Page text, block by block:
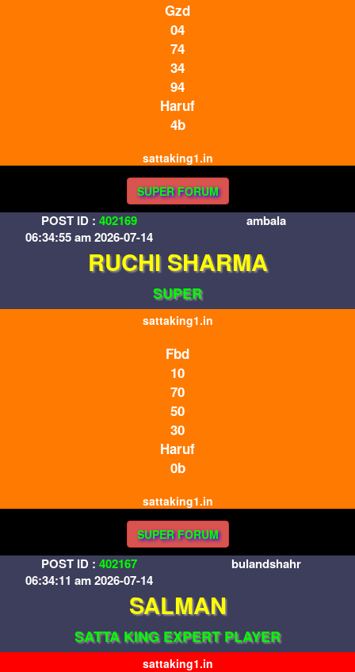
Gzd
04
74
34
94
Haruf
4b
sattaking1.in
SUPER FORUM
POST ID : 402169
06:34:55 am 2026-07-14
ambala
RUCHI SHARMA
SUPER
sattaking1.in
Fbd
10
70
50
30
Haruf
0b
sattaking1.in
SUPER FORUM
POST ID : 402167
06:34:11 am 2026-07-14
bulandshahr
SALMAN
SATTA KING EXPERT PLAYER
sattaking1.in